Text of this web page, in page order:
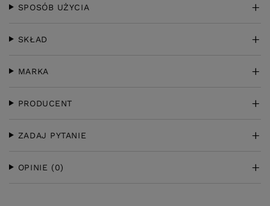
SPOSÓB UŻYCIA
SKŁAD
MARKA
PRODUCENT
ZADAJ PYTANIE
OPINIE (0)